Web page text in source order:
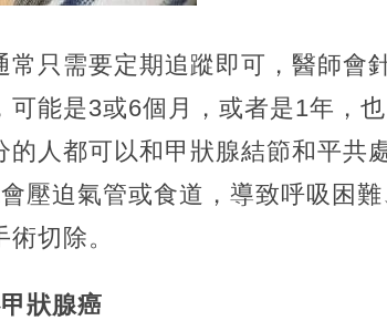
只需要定期追蹤即可，醫師會
可能是3或6個月，或者是1年，
的人都可以和甲狀腺結節和平共
壓迫氣管或食道，導致呼吸困
切除。
狀腺癌